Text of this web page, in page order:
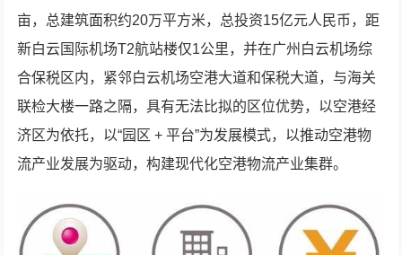
亩，总建筑面积约20万平方米，总投资15亿元人民币，距
新白云国际机场T2航站楼仅1公里，并在广州白云机场综
合保税区内，紧邻白云机场空港大道和保税大道，与海关
联检大楼一路之隔，具有无法比拟的区位优势，以空港经
济区为依托，以“园区 + 平台”为发展模式，以推动空港物
流产业发展为驱动，构建现代化空港物流产业集群。